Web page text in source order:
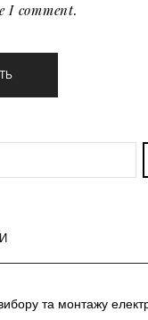
I comment.
та монтажу